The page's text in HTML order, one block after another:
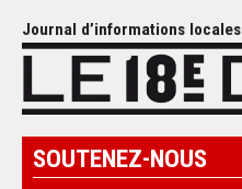
Journal d’informations locales
SOUTENEZ-NOUS